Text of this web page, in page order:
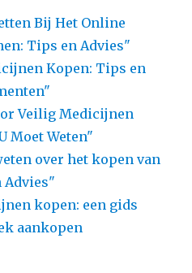
Bij Het Online
Tips en Advies"
Kopen: Tips en
Veilig Medicijnen
Moet Weten"
over het kopen van
Advies"
kopen: een gids
aankopen